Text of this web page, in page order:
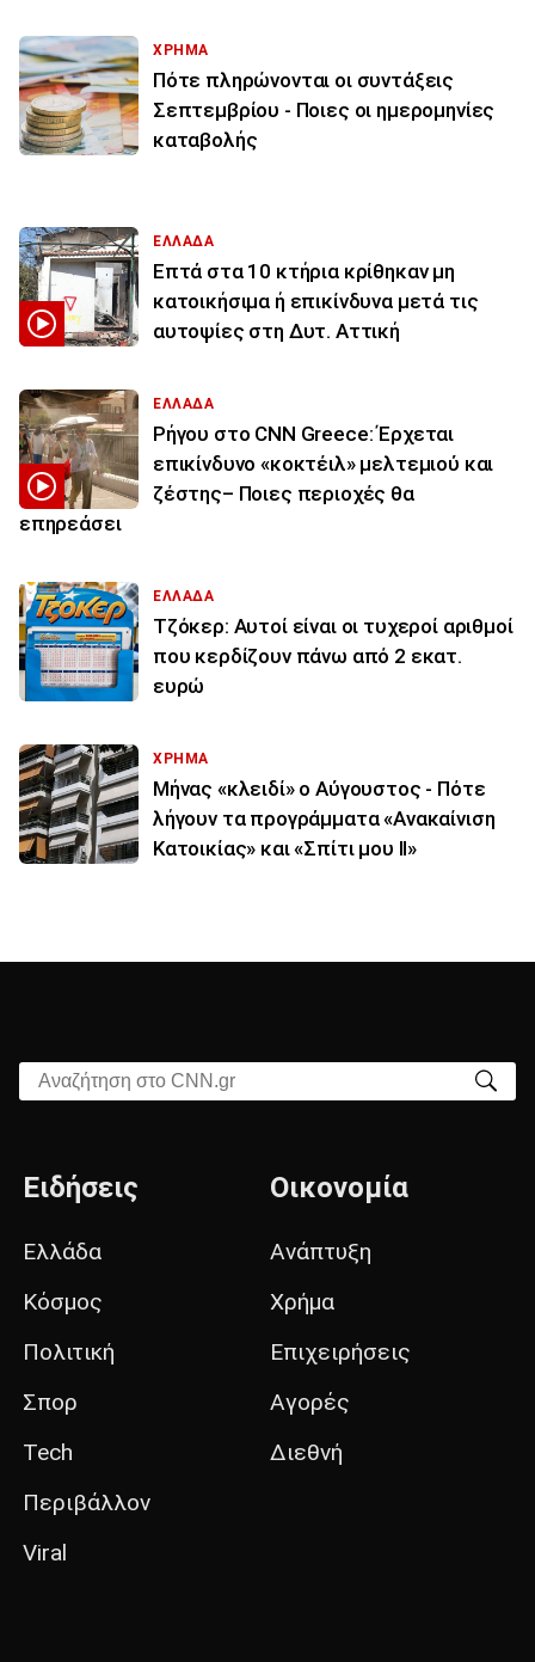
ΧΡΗΜΑ
Πότε πληρώνονται οι συντάξεις
Σεπτεμβρίου - Ποιες οι ημερομηνίες
καταβολής
ΕΛΛΑΔΑ
Επτά στα 10 κτήρια κρίθηκαν μη
κατοικήσιμα ή επικίνδυνα μετά τις
αυτοψίες στη Δυτ. Αττική
ΕΛΛΑΔΑ
Ρήγου στο CNN Greece: Έρχεται
επικίνδυνο «κοκτέιλ» μελτεμιού και
ζέστης– Ποιες περιοχές θα
επηρεάσει
ΕΛΛΑΔΑ
Τζόκερ: Αυτοί είναι οι τυχεροί αριθμοί
που κερδίζουν πάνω από 2 εκατ.
ευρώ
ΧΡΗΜΑ
Μήνας «κλειδί» ο Αύγουστος - Πότε
λήγουν τα προγράμματα «Ανακαίνιση
Κατοικίας» και «Σπίτι μου ΙΙ»
Αναζήτηση στο CNN.gr
Ειδήσεις
Ελλάδα
Κόσμος
Πολιτική
Σπορ
Tech
Περιβάλλον
Viral
Οικονομία
Ανάπτυξη
Χρήμα
Επιχειρήσεις
Αγορές
Διεθνή